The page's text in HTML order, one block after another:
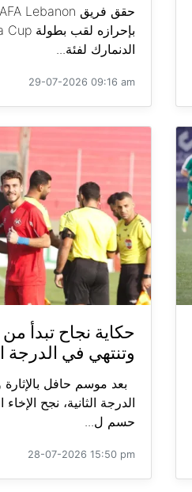
الدنمارك لفئة...
29-07-2026 09:16 am
حكاية نجاح تبدأ
وتنتهي في الدرجة
بعد موسم حافل
الدرجة الثانية، نجح
حسم ل...
28-07-2026 15:50 pm